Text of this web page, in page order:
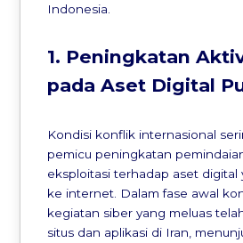
Indonesia.
1. Peningkatan
pada Aset Digital
Kondisi konflik internasional
pemicu peningkatan
eksploitasi terhadap aset digital
ke internet. Dalam fase awal
kegiatan siber yang meluas
situs dan aplikasi di Iran,